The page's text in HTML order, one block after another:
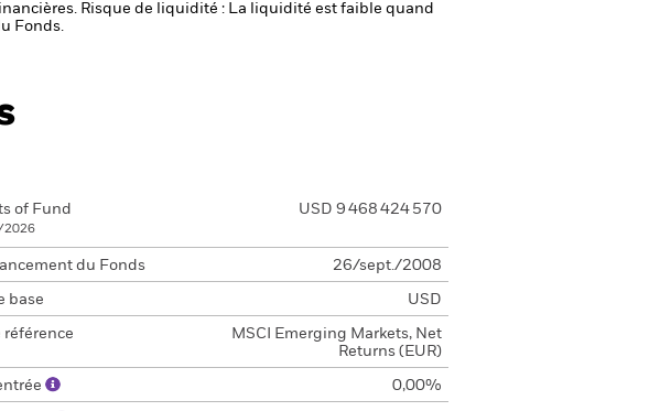
Risque de liquidité : La liquidité est faible quand
Fonds.
of Fund
2026
USD 9 468 424 570
du Fonds 26/sept./2008
base USD
référence
MSCI Emerging Markets, Net
Returns (EUR)
0,00%